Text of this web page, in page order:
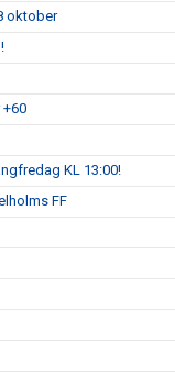
oktober
KL 13:00!
FF